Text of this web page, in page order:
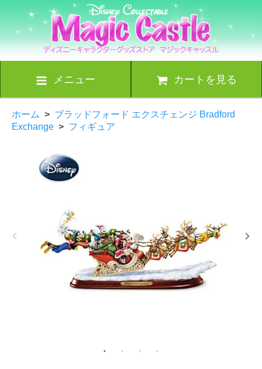
メニュー カートを見る
ホーム > ブラッドフォード エクスチェンジ Bradford
Exchange > フィギュア